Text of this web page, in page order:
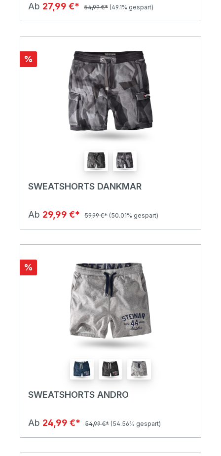
Ab 27,99 €* 54,99 €* (49.1% gespart)
%
SWEATSHORTS DANKMAR
Ab 29,99 €* 59,99 €* (50.01% gespart)
%
SWEATSHORTS ANDRO
Ab 24,99 €* 54,99 €* (54.56% gespart)